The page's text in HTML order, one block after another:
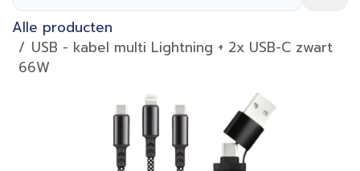
Alle producten
USB - kabel multi Lightning + 2x USB-C zwart
66W